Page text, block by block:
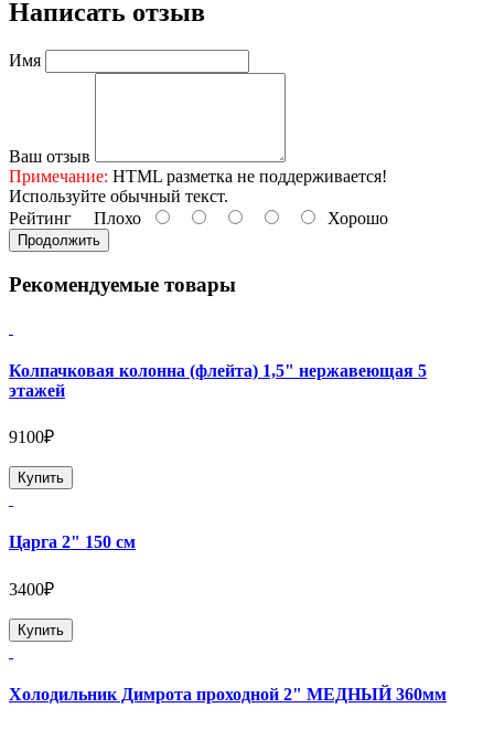
Написать отзыв
Имя
Ваш отзыв
Примечание: HTML разметка не поддерживается!
Используйте обычный текст.
Рейтинг Плохо Хорошо
Продолжить
Рекомендуемые товары
Колпачковая колонна (флейта) 1,5" нержавеющая 5
этажей
9100₽
Купить
Царга 2" 150 см
3400₽
Купить
Холодильник Димрота проходной 2" МЕДНЫЙ 360мм